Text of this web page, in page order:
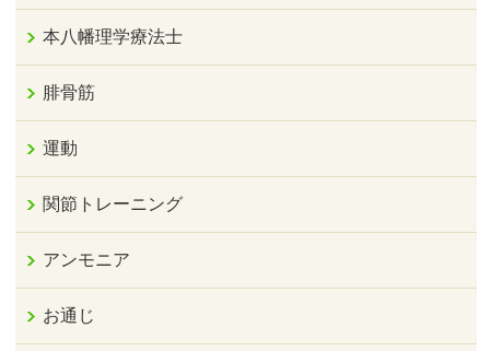
本八幡理学療法士
腓骨筋
運動
関節トレーニング
アンモニア
お通じ